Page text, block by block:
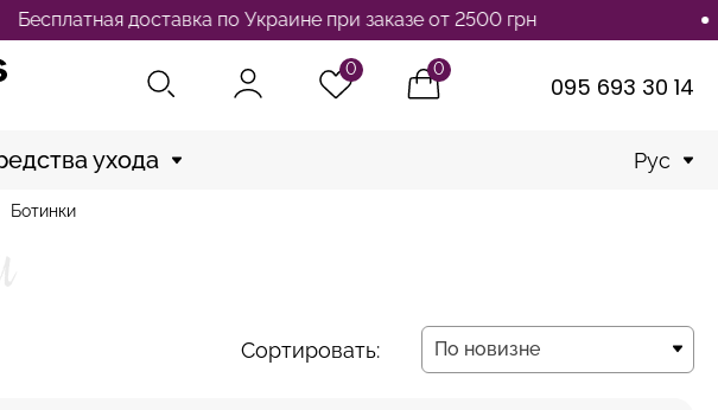
по Украине при заказе от 2500 грн
0 0
095 693 30 14
ухода Рус
Ботинки
Сортировать: По новизне